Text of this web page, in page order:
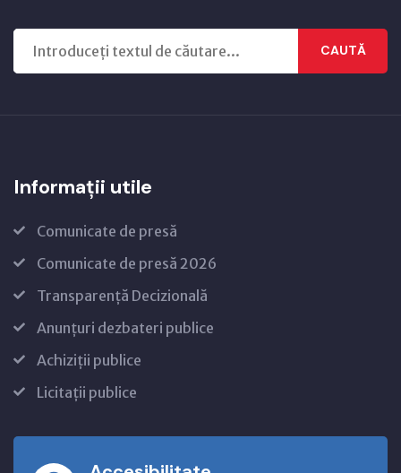
CAUTĂ
Informații utile
Comunicate de presă
Comunicate de presă 2026
Transparență Decizională
Anunțuri dezbateri publice
Achiziții publice
Licitații publice